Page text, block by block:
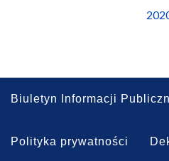
Biuletyn Informacji
Polityka prywatności